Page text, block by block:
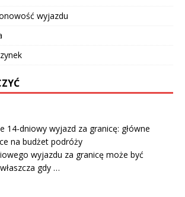
wyjazdu
14-dniowy wyjazd za granicę: główne
na budżet podróży
wyjazdu za granicę może być
gdy …